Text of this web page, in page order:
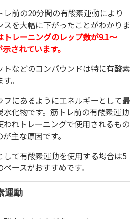
レ前の20分間の有酸素運動により
を大幅に下がったことがわかりま
トレーニングのレップ数が9.1～
されています。
トなどのコンパウンドは特に有酸素
。
にあるようにエネルギーとして最
化物です。筋トレ前の有酸素運動
われトレーニングで使用されるもの
主な原因です。
して有酸素運動を使用する場合は5
ースがおすすめです。
運動